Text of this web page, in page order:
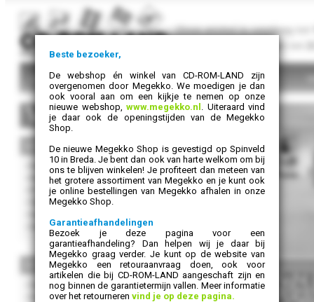
Beste bezoeker,
De webshop én winkel van CD-ROM-LAND zijn
overgenomen door Megekko. We moedigen je dan
ook vooral aan om een kijkje te nemen op onze
nieuwe webshop, www.megekko.nl . Uiteraard vind
je daar ook de openingstijden van de Megekko
Shop.
De nieuwe Megekko Shop is gevestigd op Spinveld
10 in Breda. Je bent dan ook van harte welkom om bij
ons te blijven winkelen! Je profiteert dan meteen van
het grotere assortiment van Megekko en je kunt ook
je online bestellingen van Megekko afhalen in onze
Megekko Shop.
Garantieafhandelingen
Bezoek je deze pagina voor een
garantieafhandeling? Dan helpen wij je daar bij
Megekko graag verder. Je kunt op de website van
Megekko een retouraanvraag doen, ook voor
artikelen die bij CD-ROM-LAND aangeschaft zijn en
nog binnen de garantietermijn vallen. Meer informatie
over het retourneren vind je op deze pagina.